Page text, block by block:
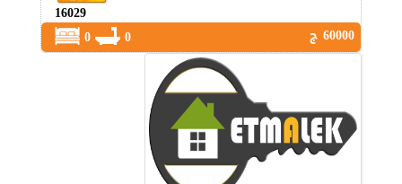
16029
60000 ج
0